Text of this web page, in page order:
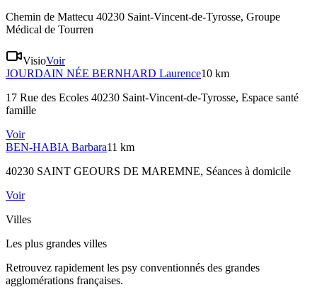
Chemin de Mattecu 40230 Saint-Vincent-de-Tyrosse, Groupe
Médical de Tourren
VisioVoir
JOURDAIN NÉE BERNHARD Laurence10 km
17 Rue des Ecoles 40230 Saint-Vincent-de-Tyrosse, Espace santé
famille
Voir
BEN-HABIA Barbara11 km
40230 SAINT GEOURS DE MAREMNE, Séances à domicile
Voir
Villes
Les plus grandes villes
Retrouvez rapidement les psy conventionnés des grandes
agglomérations françaises.